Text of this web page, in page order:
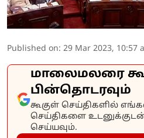
Published on: 29 Mar 2023, 10:57
மாலைமலரை
பின்தொடரவும்
கூகுள் செய்திகளில்
செய்திகளை
செய்யவும்.